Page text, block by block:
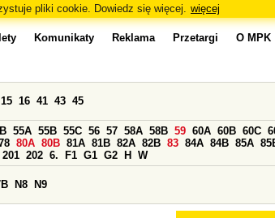
pliki cookie. Dowiedz się więcej. więcej
Komunikaty Reklama Przetargi O MPK
15 16 41 43 45
55A 55B 55C 56 57 58A 58B 59 60A 60B 60C
80A 80B 81A 81B 82A 82B 83 84A 84B 85A
201 202 6. F1 G1 G2 H W
N8 N9